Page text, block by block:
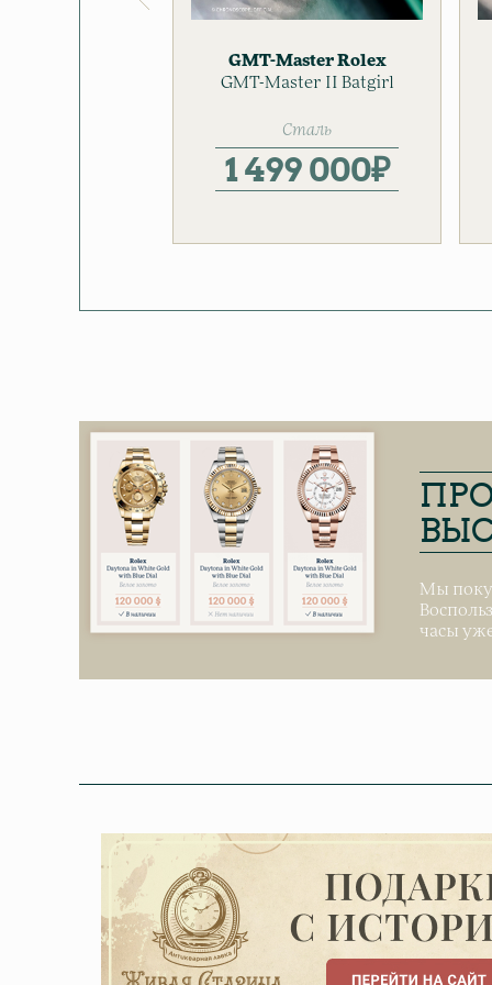
GMT-Master Rolex
Мужские часы
GMT-Master II Batgirl
Сталь
1 499 000₽
Мы
часы